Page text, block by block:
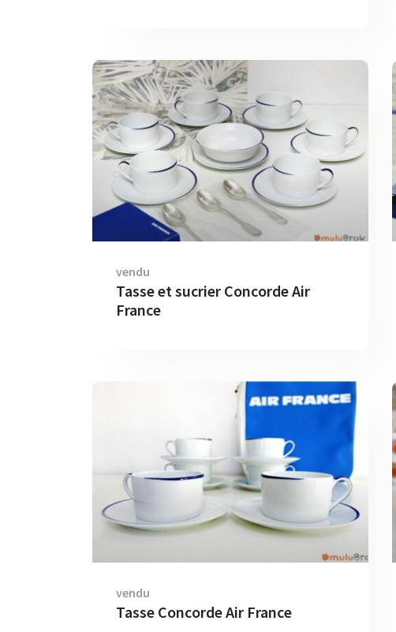
vendu
Tasse et sucrier Concorde Air
France
vendu
Tasse Concorde Air France